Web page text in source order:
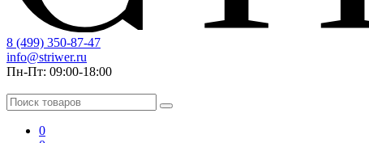
8 (499) 350-87-47
info@striwer.ru
Пн-Пт: 09:00-18:00
0